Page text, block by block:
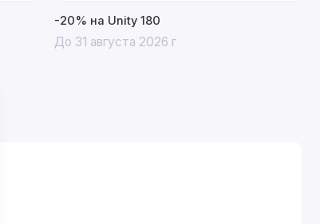
-20% на Unity 180
До 31 августа 2026 г